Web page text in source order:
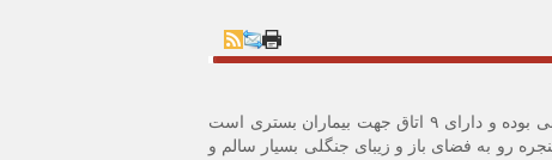
بیمارستان شهید صیاد شیرازی واقع در طبقه سوم ساختمان صیاد جنب زایشگاه می باشد . این بخش ۱۴ تختخوابی بوده و دارای ۹ اتاق جهت بیماران بستری است
رو به فضای باز و زیبای جنگلی بسیار سالم و